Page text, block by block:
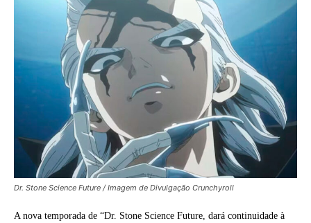
Dr. Stone Science Future / Imagem de Divulgação Crunchyroll
A nova temporada de “Dr. Stone Science Future, dará continuidade à